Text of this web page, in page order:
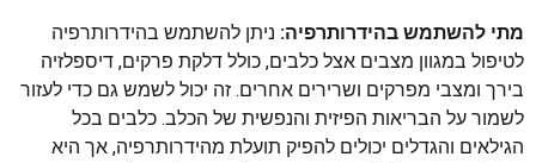
מתי להשתמש בהידרותרפיה: ניתן להשתמש בהידרותרפיה
לטיפול במגוון מצבים אצל כלבים, כולל דלקת פרקים, דיספלזיה
בירך ומצבי מפרקים ושרירים אחרים. זה יכול לשמש גם כדי לעזור
לשמור על הבריאות הפיזית והנפשית של הכלב. כלבים בכל
הגילאים והגדלים יכולים להפיק תועלת מהידרותרפיה, אך היא